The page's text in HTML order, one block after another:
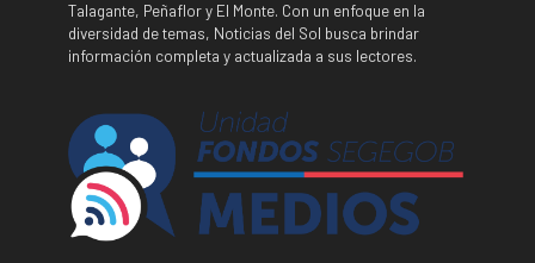
Talagante, Peñaflor y El Monte. Con un enfoque en la
diversidad de temas, Noticias del Sol busca brindar
información completa y actualizada a sus lectores.